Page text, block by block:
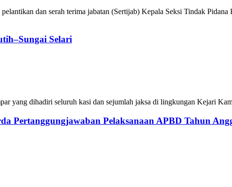
dan serah terima jabatan (Sertijab) Kepala Seksi Tindak
Selari
yang dihadiri seluruh kasi dan sejumlah jaksa di lingkungan Kejari
Pertanggungjawaban Pelaksanaan APBD Tahun